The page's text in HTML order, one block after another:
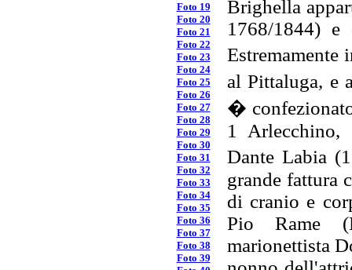
Foto 19
Foto 20
Foto 21
Foto 22
Foto 23
Foto 24
Foto 25
Foto 26
Foto 27
Foto 28
Foto 29
Foto 30
Foto 31
Foto 32
Foto 33
Foto 34
Foto 35
Foto 36
Foto 37
Foto 38
Foto 39
Brighella
1768/1844)
al Pittaluga, e
�
1 Arlecchino,
Dante Labia
grande fattura
di cranio e
Pio Rame
marionettista